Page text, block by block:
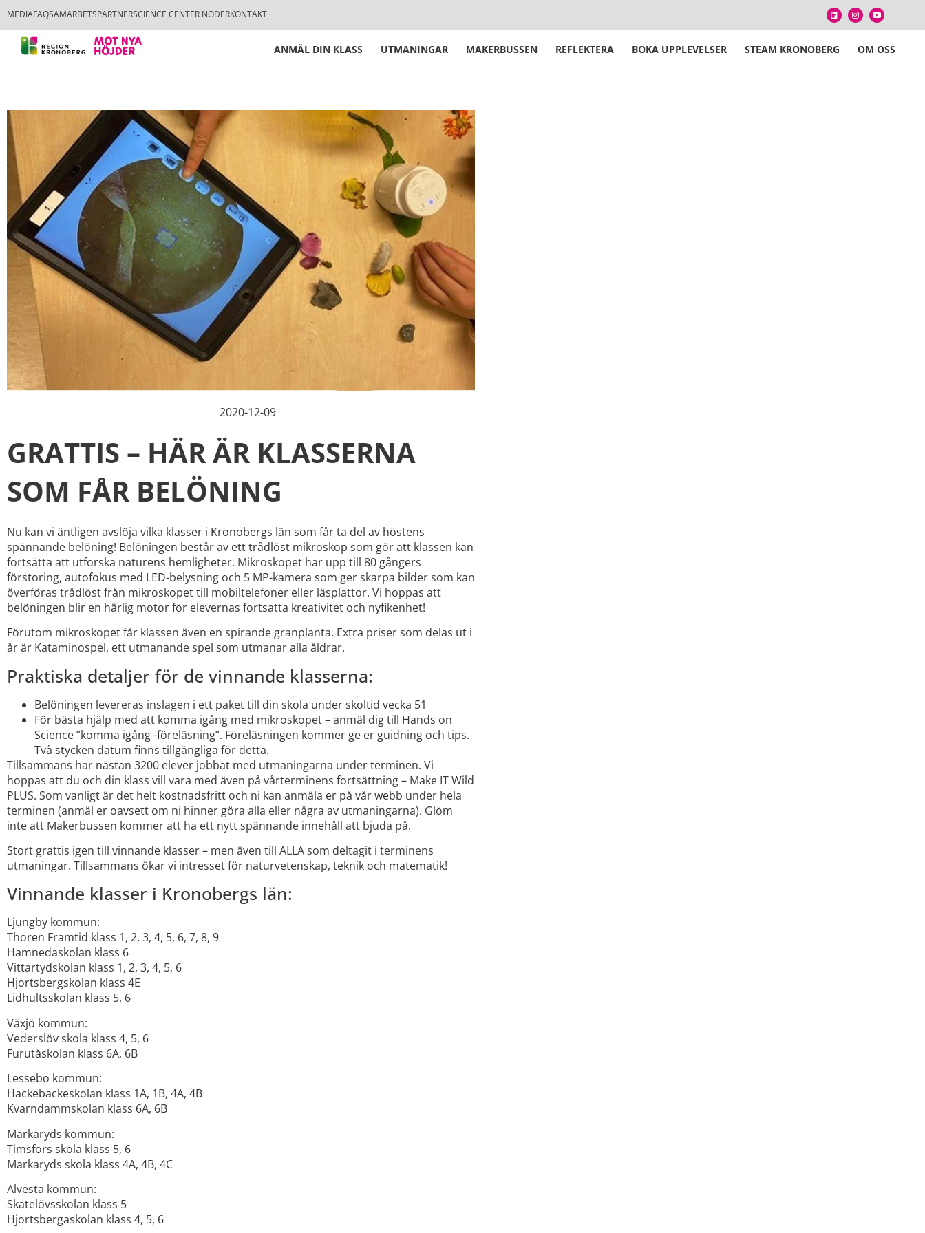
MEDIAFAQSAMARBETSPARTNERSCIENCE CENTER NODERKONTAKT
ANMÄL DIN KLASS UTMANINGAR MAKERBUSSEN REFLEKTERA BOKA UPPLEVELSER STEAM KRONOBERG OM OSS
2020-12-09
GRATTIS – HÄR ÄR KLASSERNA
SOM FÅR BELÖNING
Nu kan vi äntligen avslöja vilka klasser i Kronobergs län som får ta del av höstens
spännande belöning! Belöningen består av ett trådlöst mikroskop som gör att klassen kan
fortsätta att utforska naturens hemligheter. Mikroskopet har upp till 80 gångers
förstoring, autofokus med LED-belysning och 5 MP-kamera som ger skarpa bilder som kan
överföras trådlöst från mikroskopet till mobiltelefoner eller läsplattor. Vi hoppas att
belöningen blir en härlig motor för elevernas fortsatta kreativitet och nyfikenhet!
Förutom mikroskopet får klassen även en spirande granplanta. Extra priser som delas ut i
år är Kataminospel, ett utmanande spel som utmanar alla åldrar.
Praktiska detaljer för de vinnande klasserna:
Belöningen levereras inslagen i ett paket till din skola under skoltid vecka 51
För bästa hjälp med att komma igång med mikroskopet – anmäl dig till Hands on
Science ”komma igång -föreläsning”. Föreläsningen kommer ge er guidning och tips.
Två stycken datum finns tillgängliga för detta.
Tillsammans har nästan 3200 elever jobbat med utmaningarna under terminen. Vi
hoppas att du och din klass vill vara med även på vårterminens fortsättning – Make IT Wild
PLUS. Som vanligt är det helt kostnadsfritt och ni kan anmäla er på vår webb under hela
terminen (anmäl er oavsett om ni hinner göra alla eller några av utmaningarna). Glöm
inte att Makerbussen kommer att ha ett nytt spännande innehåll att bjuda på.
Stort grattis igen till vinnande klasser – men även till ALLA som deltagit i terminens
utmaningar. Tillsammans ökar vi intresset för naturvetenskap, teknik och matematik!
Vinnande klasser i Kronobergs län:
Ljungby kommun:
Thoren Framtid klass 1, 2, 3, 4, 5, 6, 7, 8, 9
Hamnedaskolan klass 6
Vittartydskolan klass 1, 2, 3, 4, 5, 6
Hjortsbergskolan klass 4E
Lidhultsskolan klass 5, 6
Växjö kommun:
Vederslöv skola klass 4, 5, 6
Furutåskolan klass 6A, 6B
Lessebo kommun:
Hackebackeskolan klass 1A, 1B, 4A, 4B
Kvarndammskolan klass 6A, 6B
Markaryds kommun:
Timsfors skola klass 5, 6
Markaryds skola klass 4A, 4B, 4C
Alvesta kommun:
Skatelövsskolan klass 5
Hjortsbergaskolan klass 4, 5, 6